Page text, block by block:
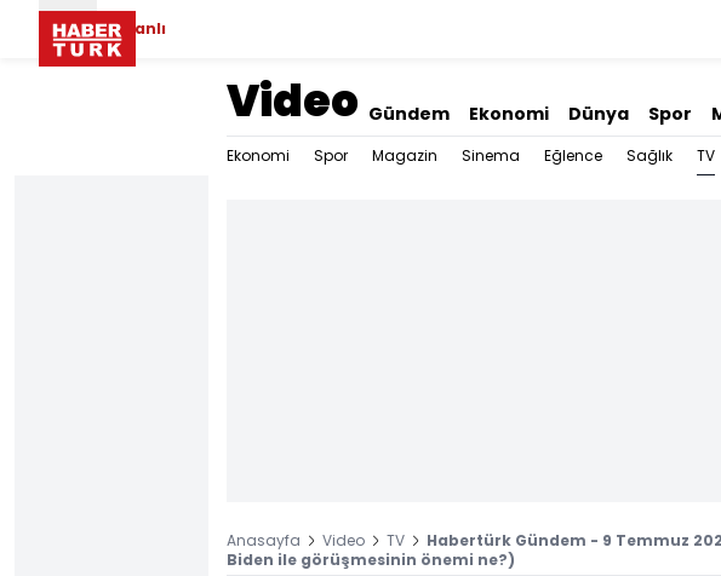
Canlı
Video Gündem Ekonomi Dünya Spor
Ekonomi Spor Magazin Sinema Eğlence Sağlık TV
Anasayfa Video TV
Habertürk Gündem - 9 Temmuz
Biden ile görüşmesinin önemi ne?)